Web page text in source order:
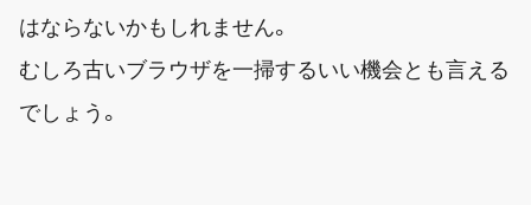
はならないかもしれません。
むしろ古いブラウザを一掃するいい機会とも言える
でしょう。